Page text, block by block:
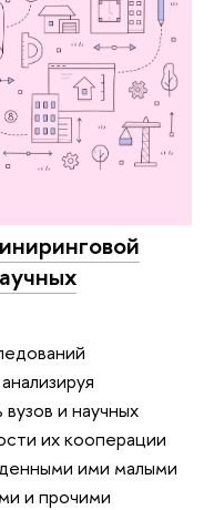
и научных
их кооперации
ими малыми
и прочими